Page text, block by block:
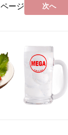
ページ 次へ